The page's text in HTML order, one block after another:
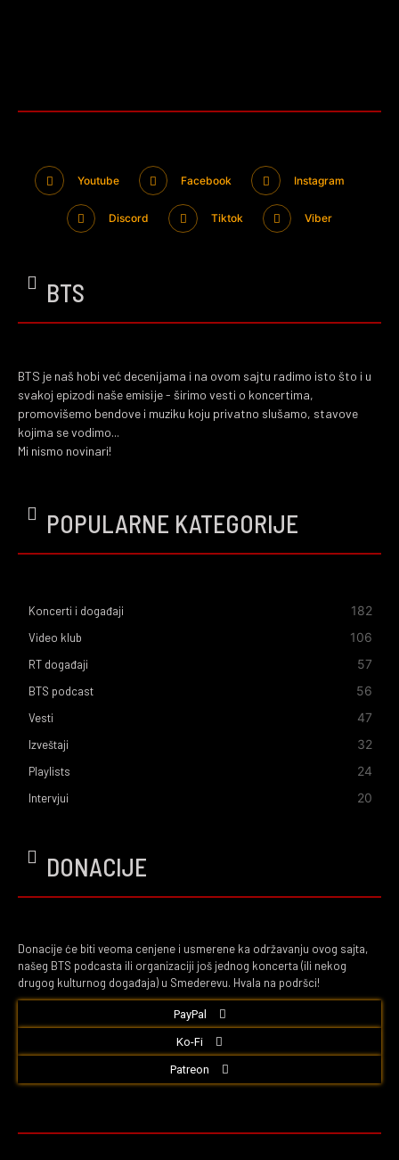
Youtube Facebook Instagram
Discord Tiktok Viber
BTS
BTS je naš hobi već decenijama i na ovom sajtu radimo isto što i u
svakoj epizodi naše emisije - širimo vesti o koncertima,
promovišemo bendove i muziku koju privatno slušamo, stavove
kojima se vodimo...
Mi nismo novinari!
POPULARNE KATEGORIJE
Koncerti i događaji 182
Video klub 106
RT događaji 57
BTS podcast 56
Vesti 47
Izveštaji 32
Playlists 24
Intervjui 20
DONACIJE
Donacije će biti veoma cenjene i usmerene ka održavanju ovog sajta,
našeg BTS podcasta ili organizaciji još jednog koncerta (ili nekog
drugog kulturnog događaja) u Smederevu. Hvala na podršci!
PayPal
Ko-Fi
Patreon